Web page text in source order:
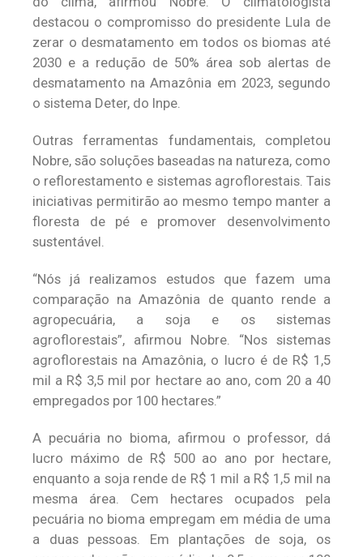
destacou o compromisso do presidente Lula de
zerar o desmatamento em todos os biomas até
2030 e a redução de 50% área sob alertas de
desmatamento na Amazônia em 2023, segundo
o sistema Deter, do Inpe.
Outras ferramentas fundamentais, completou
Nobre, são soluções baseadas na natureza, como
o reflorestamento e sistemas agroflorestais. Tais
iniciativas permitirão ao mesmo tempo manter a
floresta de pé e promover desenvolvimento
sustentável.
“Nós já realizamos estudos que fazem uma
comparação na Amazônia de quanto rende a
agropecuária, a soja e os sistemas
agroflorestais”, afirmou Nobre. “Nos sistemas
agroflorestais na Amazônia, o lucro é de R$ 1,5
mil a R$ 3,5 mil por hectare ao ano, com 20 a 40
empregados por 100 hectares.”
A pecuária no bioma, afirmou o professor, dá
lucro máximo de R$ 500 ao ano por hectare,
enquanto a soja rende de R$ 1 mil a R$ 1,5 mil na
mesma área. Cem hectares ocupados pela
pecuária no bioma empregam em média de uma
a duas pessoas. Em plantações de soja, os